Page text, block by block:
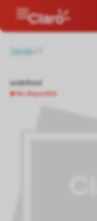
Tienda/
undefined
No disponible